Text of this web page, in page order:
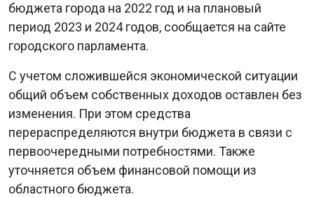
бюджета города на 2022 год и на плановый
период 2023 и 2024 годов, сообщается на сайте
городского парламента.
С учетом сложившейся экономической ситуации
общий объем собственных доходов оставлен без
изменения. При этом средства
перераспределяются внутри бюджета в связи с
первоочередными потребностями. Также
уточняется объем финансовой помощи из
областного бюджета.